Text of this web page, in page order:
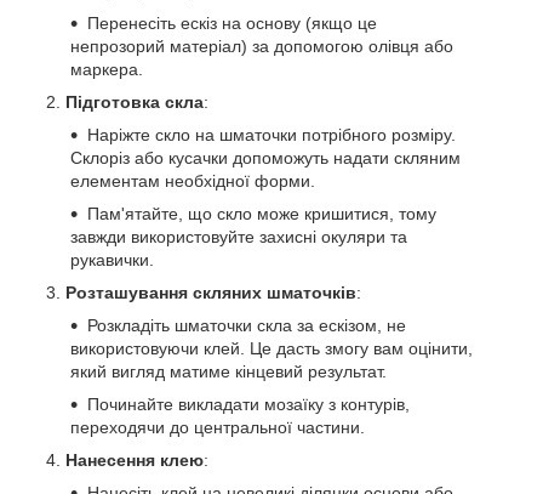
Перенесіть ескіз на основу (якщо це
непрозорий матеріал) за допомогою олівця або
маркера.
Підготовка скла:
Наріжте скло на шматочки потрібного розміру.
Склоріз або кусачки допоможуть надати скляним
елементам необхідної форми.
Пам'ятайте, що скло може кришитися, тому
завжди використовуйте захисні окуляри та
рукавички.
Розташування скляних шматочків:
Розкладіть шматочки скла за ескізом, не
використовуючи клей. Це дасть змогу вам оцінити,
який вигляд матиме кінцевий результат.
Починайте викладати мозаїку з контурів,
переходячи до центральної частини.
Нанесення клею: